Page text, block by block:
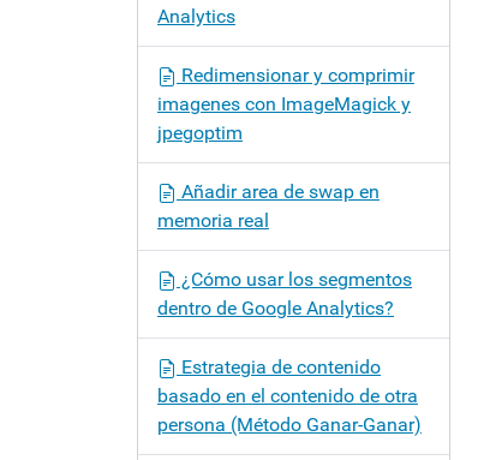
Analytics
Redimensionar y comprimir
imagenes con ImageMagick y
jpegoptim
Añadir area de swap en
memoria real
¿Cómo usar los segmentos
dentro de Google Analytics?
Estrategia de contenido
basado en el contenido de otra
persona (Método Ganar-Ganar)